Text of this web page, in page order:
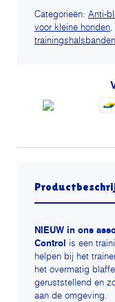
BOB470-
S
en
aantal
Categorieën: Anti-
voor kleine honden,
trainingshalsbanden
NIEUW in ons
Control is een
helpen bij het
het overmatig
geruststellend en
aan de omgeving.